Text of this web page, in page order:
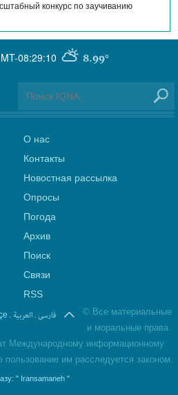
конкурс по заучиванию
08:29:10 8.99°
О нас
Контакты
Новостная рассылка
Опросы
Погода
Архив
Поиск
Связи
RSS
العربیة فارسی © Все материальные
и моральные права
Международному информационному
пользование им расследуется законом.
" Iransamaneh "